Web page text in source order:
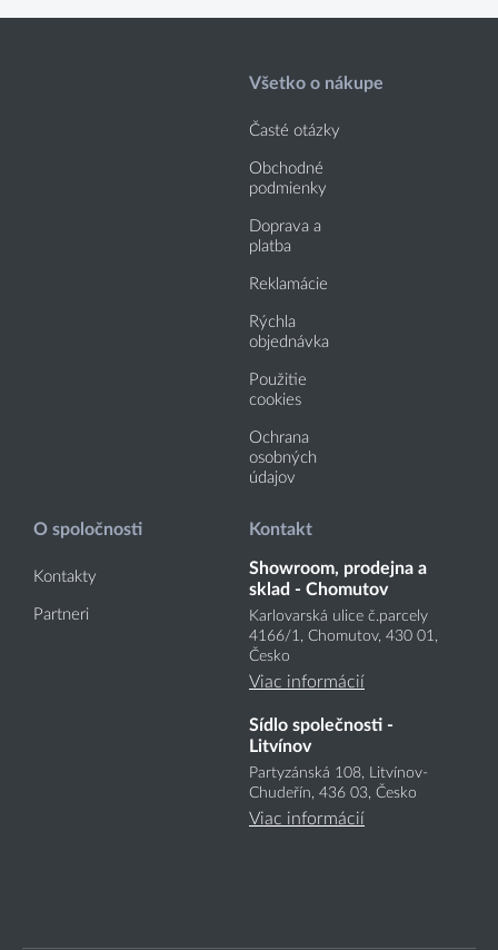
Všetko o nákupe
Časté otázky
Obchodné
podmienky
Doprava a
platba
Reklamácie
Rýchla
objednávka
Použitie
cookies
Ochrana
osobných
údajov
O spoločnosti
Kontakty
Partneri
Kontakt
Showroom, prodejna a
sklad - Chomutov
Karlovarská ulice č.parcely
4166/1, Chomutov, 430 01,
Česko
Viac informácií
Sídlo společnosti -
Litvínov
Partyzánská 108, Litvínov-
Chudeřín, 436 03, Česko
Viac informácií